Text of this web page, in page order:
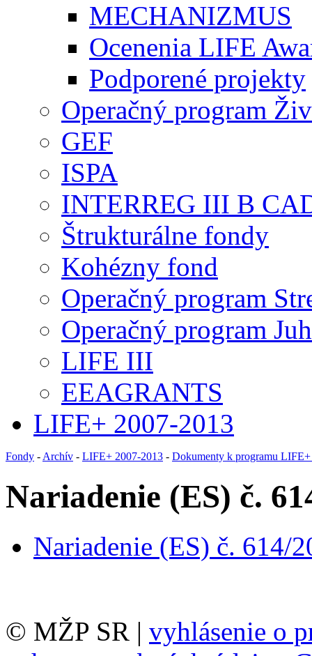
MECHANIZMUS
Ocenenia LIFE
Podporené projekty
Operačný program
GEF
ISPA
INTERREG III B
Štrukturálne fondy
Kohézny fond
Operačný program
Operačný program
LIFE III
EEAGRANTS
LIFE+ 2007-2013
Fondy - Archív - LIFE+ 2007-2013 - Dokumenty k programu
Nariadenie (ES) č.
Nariadenie (ES) č. 614/
© MŽP SR | vyhlásenie o